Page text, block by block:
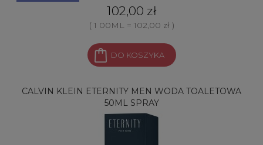
102,00 zł
( 1 00ML = 102,00 zł )
DO KOSZYKA
CALVIN KLEIN ETERNITY MEN WODA TOALETOWA
50ML SPRAY